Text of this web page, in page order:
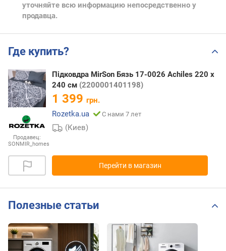
уточняйте всю информацию непосредственно у
продавца.
Где купить?
Продавец:
SONMIR_homes
Підковдра MirSon Бязь 17-0026 Achiles 220 x
240 см (2200001401198)
1 399 грн.
Rozetka.ua
С нами 7 лет
(Киев)
Перейти в магазин
Полезные статьи